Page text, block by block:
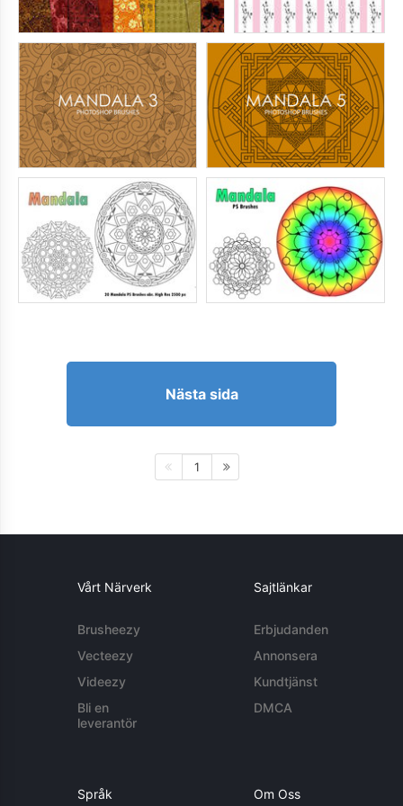
Nästa sida
1
Vårt Närverk
Brusheezy
Vecteezy
Videezy
Bli en
leverantör
Sajtlänkar
Erbjudanden
Annonsera
Kundtjänst
DMCA
Språk Om Oss